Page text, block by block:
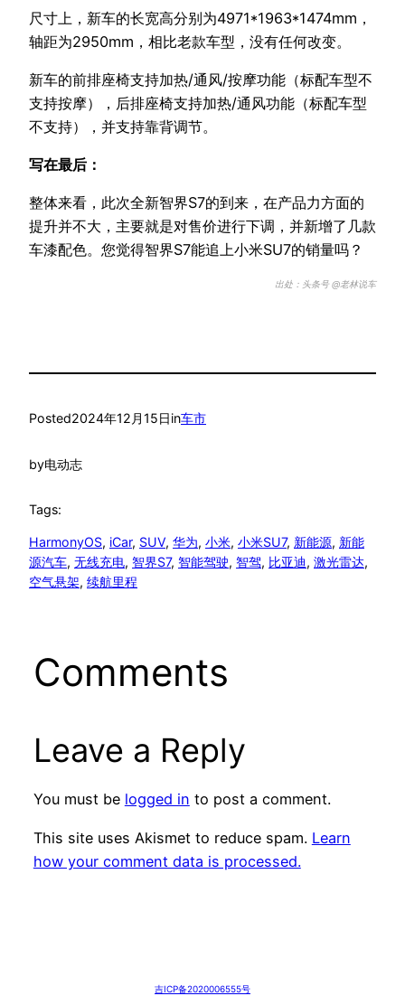
尺寸上，新车的长宽高分别为4971*1963*1474mm，
轴距为2950mm，相比老款车型，没有任何改变。
新车的前排座椅支持加热/通风/按摩功能（标配车型不
支持按摩），后排座椅支持加热/通风功能（标配车型
不支持），并支持靠背调节。
写在最后：
整体来看，此次全新智界S7的到来，在产品力方面的
提升并不大，主要就是对售价进行下调，并新增了几款
车漆配色。您觉得智界S7能追上小米SU7的销量吗？
出处：头条号 @老林说车
Posted2024年12月15日in车市
by电动志
Tags:
HarmonyOS, iCar, SUV, 华为, 小米, 小米SU7, 新能源, 新能
源汽车, 无线充电, 智界S7, 智能驾驶, 智驾, 比亚迪, 激光雷达
空气悬架, 续航里程
Comments
Leave a Reply
You must be logged in to post a comment.
This site uses Akismet to reduce spam. Learn
how your comment data is processed.
吉ICP备2020006555号